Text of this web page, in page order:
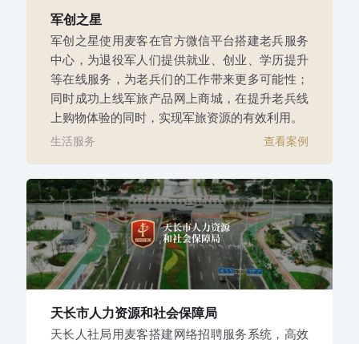
军创之星
军创之星使用麦客在官方微信平台搭建老兵服务
中心，为退役军人们提供就业、创业、学历提升
等在线服务，为老兵们的工作带来更多可能性；
同时成功上线军旅产品网上商城，在提升老兵线
上购物体验的同时，实现军旅资源的有效利用。
生活服务 查看案例
天长市人力资源和社会保障局
天长人社局用麦客搭建网络招聘服务系统，高效